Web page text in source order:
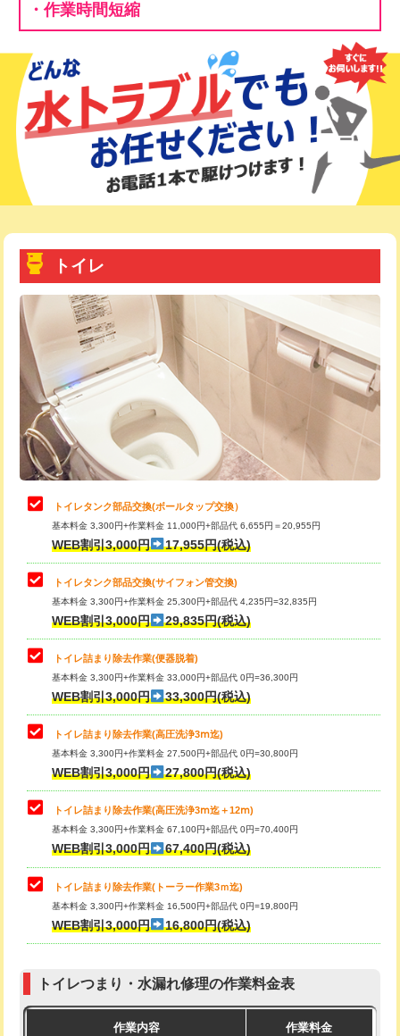
・作業時間短縮
トイレ
トイレタンク部品交換(ボールタップ交換）
基本料金 3,300円+作業料金 11,000円+部品代 6,655円＝20,955円
WEB割引3,000円 17,955円(税込)
トイレタンク部品交換(サイフォン管交換)
基本料金 3,300円+作業料金 25,300円+部品代 4,235円=32,835円
WEB割引3,000円 29,835円(税込)
トイレ詰まり除去作業(便器脱着)
基本料金 3,300円+作業料金 33,000円+部品代 0円=36,300円
WEB割引3,000円 33,300円(税込)
トイレ詰まり除去作業(高圧洗浄3ⅿ迄)
基本料金 3,300円+作業料金 27,500円+部品代 0円=30,800円
WEB割引3,000円 27,800円(税込)
トイレ詰まり除去作業(高圧洗浄3ⅿ迄＋12ⅿ)
基本料金 3,300円+作業料金 67,100円+部品代 0円=70,400円
WEB割引3,000円 67,400円(税込)
トイレ詰まり除去作業(トーラー作業3ｍ迄)
基本料金 3,300円+作業料金 16,500円+部品代 0円=19,800円
WEB割引3,000円 16,800円(税込)
トイレつまり・水漏れ修理の作業料金表
作業内容 作業料金